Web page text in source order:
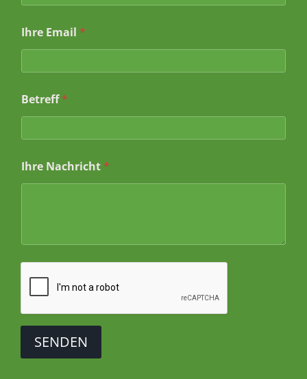
Ihre Email *
Betreff*
E
m
h
r
Ihre Nachricht *
SENDEN